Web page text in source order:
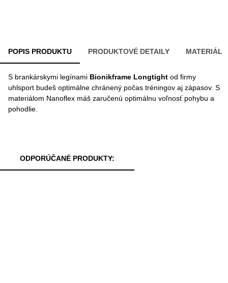
POPIS PRODUKTU PRODUKTOVÉ DETAILY MATERIÁL
S brankárskymi legínami Bionikframe Longtight od firmy
uhlsport budeš optimálne chránený počas tréningov aj zápasov. S
materiálom Nanoflex máš zaručenú optimálnu voľnosť pohybu a
pohodlie.
ODPORÚČANÉ PRODUKTY: